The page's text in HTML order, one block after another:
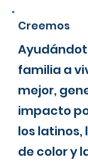
Creemos
familia a
mejor,
impacto
los latinos,
de color y